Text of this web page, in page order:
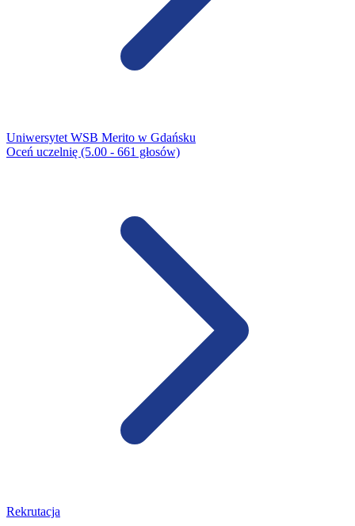
Uniwersytet WSB Merito w Gdańsku
Oceń uczelnię (5.00 - 661 głosów)
Rekrutacja